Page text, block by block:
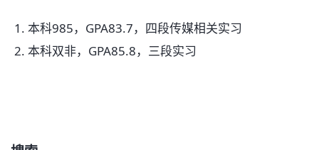
本科985，GPA83.7，四段传媒相关实习
本科双非，GPA85.8，三段实习